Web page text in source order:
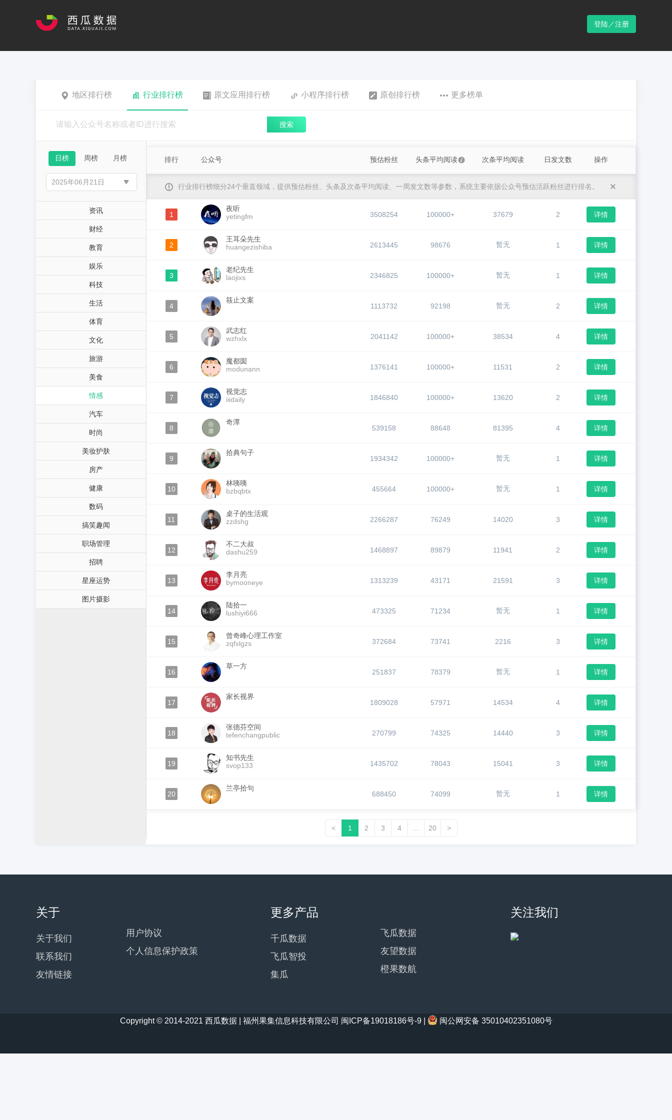
登陆／注册
地区排行榜 行业排行榜 原文应用排行榜 小程序排行榜 原创排行榜 更多榜单
搜索
日榜 周榜 月榜
资讯
财经
教育
娱乐
科技
生活
体育
文化
旅游
美食
情感
汽车
时尚
美妆护肤
房产
健康
数码
搞笑趣闻
职场管理
招聘
星座运势
图片摄影
排行 公众号 预估粉丝 头条平均阅读 次条平均阅读 日发文数 操作
行业排行榜细分24个垂直领域，提供预估粉丝、头条及次条平均阅读、一周发文数等参数，系统主要依据公众号预估活跃粉丝进行排名。
1
夜听
yetingfm
3508254 100000+ 37679 2 详情
2
王耳朵先生
huangezishiba
2613445 98676 暂无 1 详情
3
老纪先生
laojixs
2346825 100000+ 暂无 1 详情
4
筱止文案
1113732 92198 暂无 2 详情
5
武志红
wzhxlx
2041142 100000+ 38534 4 详情
6
魔都囡
modunann
1376141 100000+ 11531 2 详情
7
视觉志
iiidaily
1846840 100000+ 13620 2 详情
8
奇潭
539158 88648 81395 4 详情
9
拾典句子
1934342 100000+ 暂无 1 详情
10
林咦咦
bzbqbtx
455664 100000+ 暂无 1 详情
11
桌子的生活观
zzdshg
2266287 76249 14020 3 详情
12
不二大叔
dashu259
1468897 89879 11941 2 详情
13
李月亮
bymooneye
1313239 43171 21591 3 详情
14
陆拾一
lushiyi666
473325 71234 暂无 1 详情
15
曾奇峰心理工作室
zqfxlgzs
372684 73741 2216 3 详情
16
草一方
251837 78379 暂无 1 详情
17
家长视界
1809028 57971 14534 4 详情
18
张德芬空间
tefenchangpublic
270799 74325 14440 3 详情
19
知书先生
svop133
1435702 78043 15041 3 详情
20
兰亭拾句
688450 74099 暂无 1 详情
< 1 2 3 4 20 >
关于
关于我们
联系我们
友情链接
用户协议
个人信息保护政策
更多产品
千瓜数据
飞瓜智投
集瓜
飞瓜数据
友望数据
橙果数航
关注我们
Copyright © 2014-2021 西瓜数据 | 福州果集信息科技有限公司 闽ICP备19018186号-9 闽公网安备 35010402351080号